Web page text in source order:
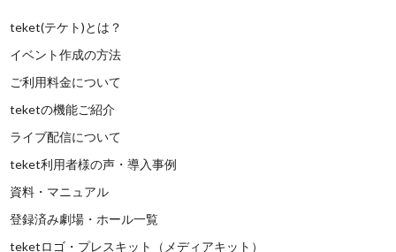
teket(テケト)とは？
イベント作成の方法
ご利用料金について
teketの機能ご紹介
ライブ配信について
teket利用者様の声・導入事例
資料・マニュアル
登録済み劇場・ホール一覧
teketロゴ・プレスキット（メディアキット）